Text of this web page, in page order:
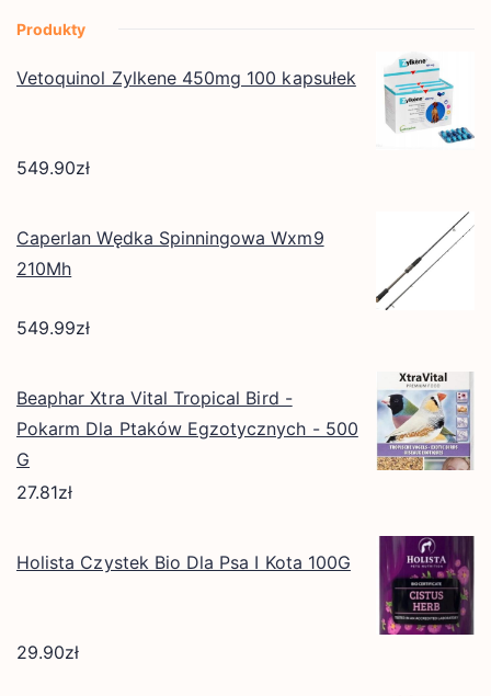
Produkty
Vetoquinol Zylkene 450mg 100 kapsułek
549.90zł
Caperlan Wędka Spinningowa Wxm9
210Mh
549.99zł
Beaphar Xtra Vital Tropical Bird -
Pokarm Dla Ptaków Egzotycznych - 500
G
27.81zł
Holista Czystek Bio Dla Psa I Kota 100G
29.90zł